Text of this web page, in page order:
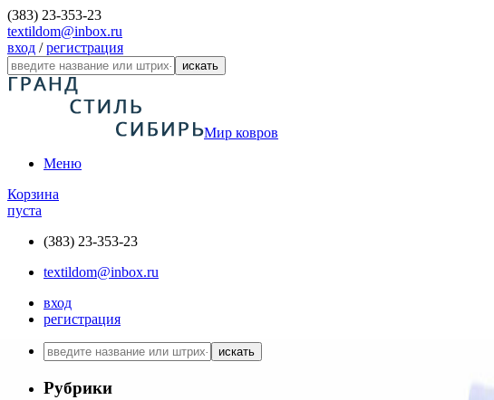
(383) 23-353-23
textildom@inbox.ru
вход /регистрация
искать
Мир ковров
Меню
Корзина
пуста
(383) 23-353-23
textildom@inbox.ru
вход
регистрация
искать
Рубрики